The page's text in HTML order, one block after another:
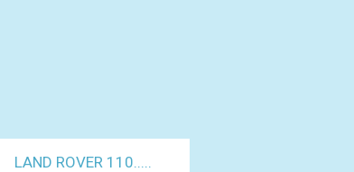
LAND ROVER 110.....